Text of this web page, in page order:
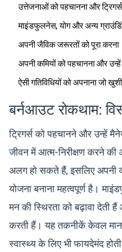
उत्तेजनाओं को पहचानना और
माइंडफुलनेस, योग और अन्य
अपनी जैविक जरूरतों को पूरा करना
अपनी कमियों को पहचानना और
ऐसी गतिविधियों को अपनाना जो
बर्नआउट रोकथाम:
ट्रिगर्स को पहचानने और उन्हें
जीवन में आत्म-निरीक्षण करने की
अलग हो सकते हैं, इसलिए अपनी
योजना बनाना महत्वपूर्ण है।
मन की स्थिरता को बढ़ावा देती
करती हैं। यह तकनीकें केवल
स्वास्थ्य के लिए भी फायदेमंद